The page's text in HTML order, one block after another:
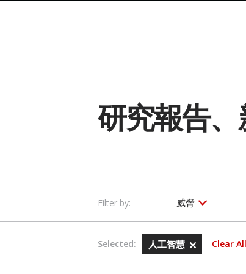
研究報告
Filter by: 威脅
Selected: 人工智慧 Clear All